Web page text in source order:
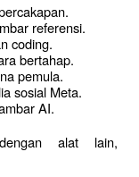
referensi.
coding.
bertahap.
pemula.
sosial Meta.
AI.
alat lain,